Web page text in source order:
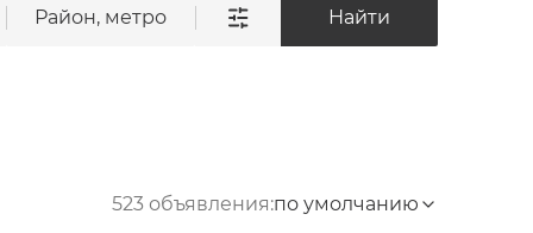
Район, метро Найти
523 объявления:по умолчанию